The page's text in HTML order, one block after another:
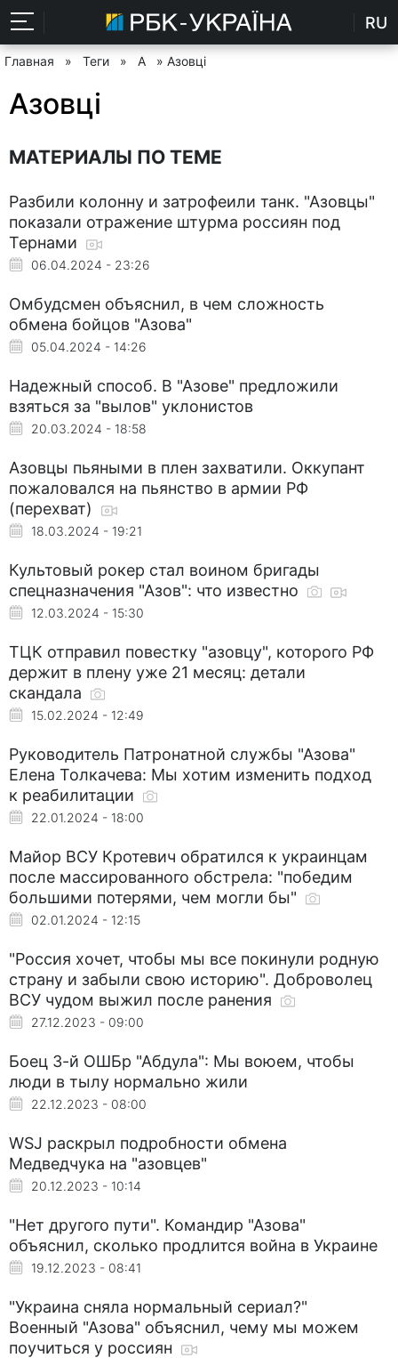
RU
Главная » Теги » А » Азовці
Азовці
МАТЕРИАЛЫ ПО ТЕМЕ
Разбили колонну и затрофеили танк. "Азовцы"
показали отражение штурма россиян под
Тернами
06.04.2024 - 23:26
Омбудсмен объяснил, в чем сложность
обмена бойцов "Азова"
05.04.2024 - 14:26
Надежный способ. В "Азове" предложили
взяться за "вылов" уклонистов
20.03.2024 - 18:58
Азовцы пьяными в плен захватили. Оккупант
пожаловался на пьянство в армии РФ
(перехват)
18.03.2024 - 19:21
Культовый рокер стал воином бригады
спецназначения "Азов": что известно
12.03.2024 - 15:30
ТЦК отправил повестку "азовцу", которого РФ
держит в плену уже 21 месяц: детали
скандала
15.02.2024 - 12:49
Руководитель Патронатной службы "Азова"
Елена Толкачева: Мы хотим изменить подход
к реабилитации
22.01.2024 - 18:00
Майор ВСУ Кротевич обратился к украинцам
после массированного обстрела: "победим
большими потерями, чем могли бы"
02.01.2024 - 12:15
"Россия хочет, чтобы мы все покинули родную
страну и забыли свою историю". Доброволец
ВСУ чудом выжил после ранения
27.12.2023 - 09:00
Боец 3-й ОШБр "Абдула": Мы воюем, чтобы
люди в тылу нормально жили
22.12.2023 - 08:00
WSJ раскрыл подробности обмена
Медведчука на "азовцев"
20.12.2023 - 10:14
"Нет другого пути". Командир "Азова"
объяснил, сколько продлится война в Украине
19.12.2023 - 08:41
"Украина сняла нормальный сериал?"
Военный "Азова" объяснил, чему мы можем
поучиться у россиян